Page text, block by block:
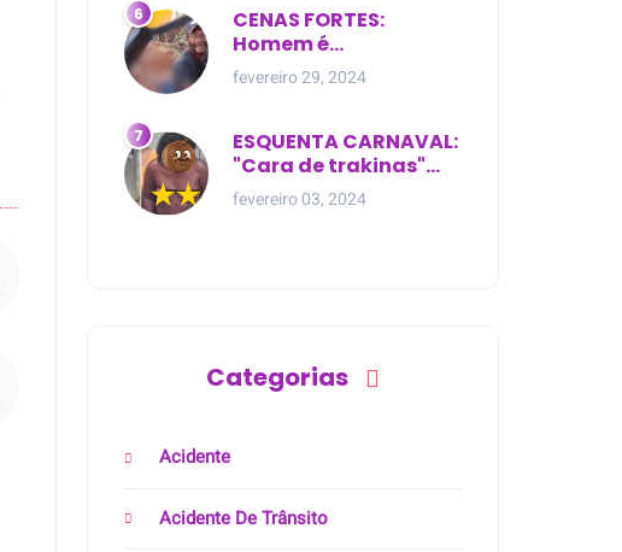
CENAS FORTES:
Homem é
brutalmente atacado
e morto a golpes de
fevereiro 29, 2024
ESQUENTA CARNAVAL:
"Cara de trakinas"
dança seminua no
meio da rua na Bahia
fevereiro 03, 2024
Categorias
Acidente
Acidente De Trânsito